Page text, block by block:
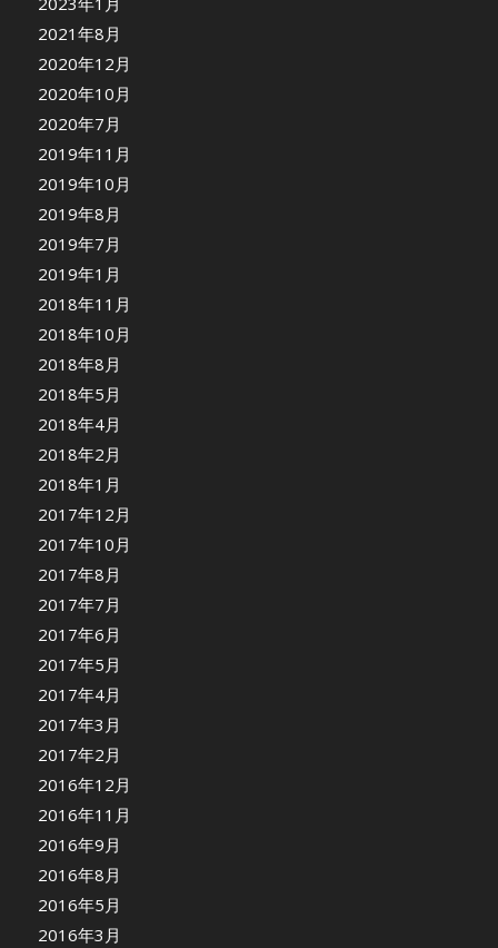
2021年8月
2020年12月
2020年10月
2020年7月
2019年11月
2019年10月
2019年8月
2019年7月
2019年1月
2018年11月
2018年10月
2018年8月
2018年5月
2018年4月
2018年2月
2018年1月
2017年12月
2017年10月
2017年8月
2017年7月
2017年6月
2017年5月
2017年4月
2017年3月
2017年2月
2016年12月
2016年11月
2016年9月
2016年8月
2016年5月
2016年3月